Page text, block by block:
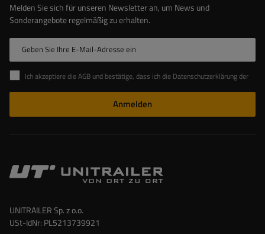
Melden Sie sich für unseren Newsletter an, um News und
Sonderangebote regelmäßig zu erhalten.
Geben Sie Ihre E-Mail-Adresse ein
Ich akzeptiere die AGB und bestätige, dass ich die Datenschutzerklärung der Website zur Kenntnis genommen habe
Anmelden
UNITRAILER Sp. z o.o.
USt-IdNr: PL5213739921